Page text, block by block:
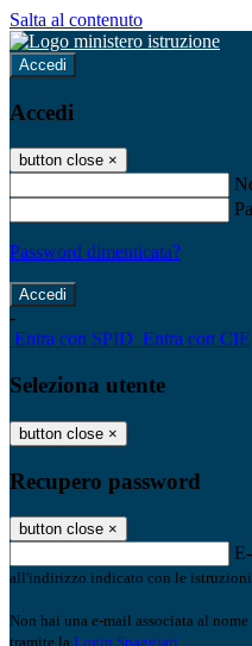
Salta al contenuto
Accedi
Accedi
button close ×
Password dimenticata?
-
Entra con SPID Entra con CIE
Seleziona utente
button close ×
Recupero password
button close ×
all'indirizzo indicato con le istruzioni
Non hai una e-mail associata al
tramite la Login Spaggiari